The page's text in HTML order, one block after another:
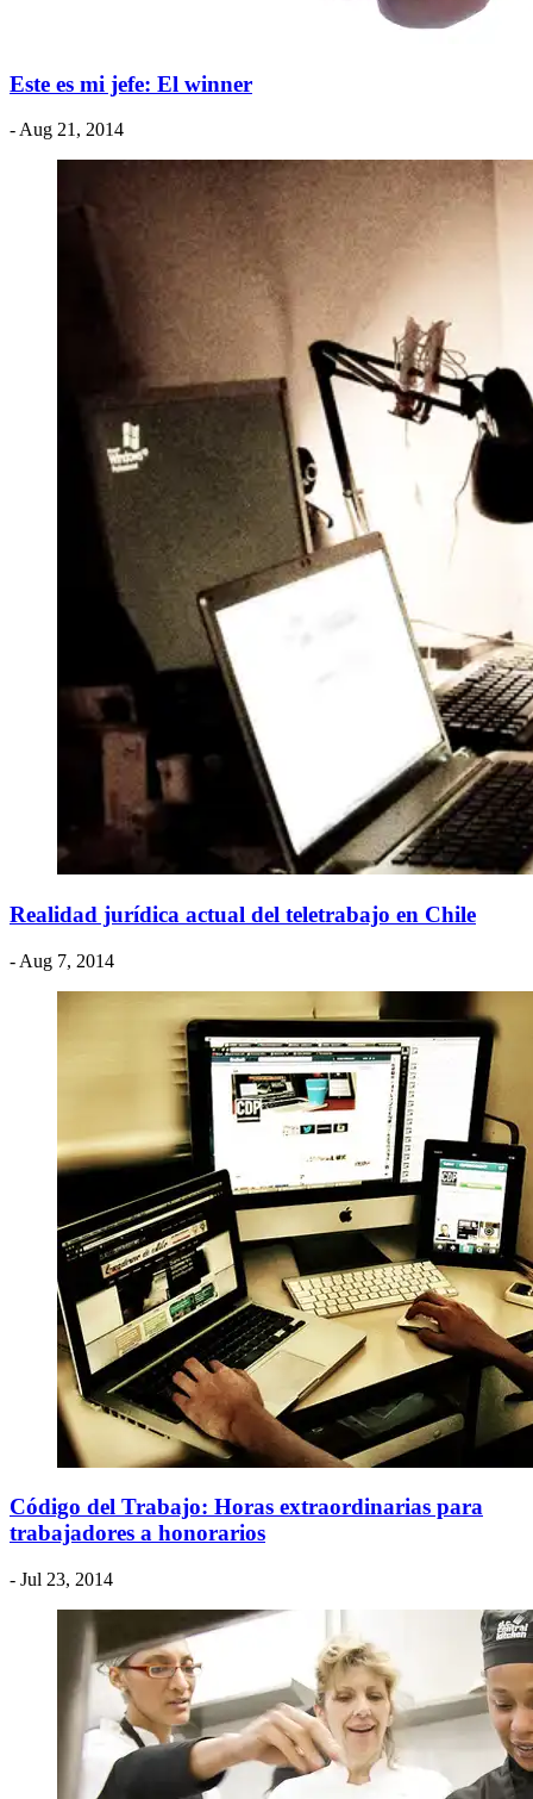
Este es mi jefe: El winner
- Aug 21, 2014
Realidad jurídica actual del teletrabajo en Chile
- Aug 7, 2014
Código del Trabajo: Horas extraordinarias para
trabajadores a honorarios
- Jul 23, 2014